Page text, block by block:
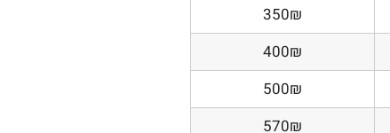
350₪
400₪
500₪
570₪